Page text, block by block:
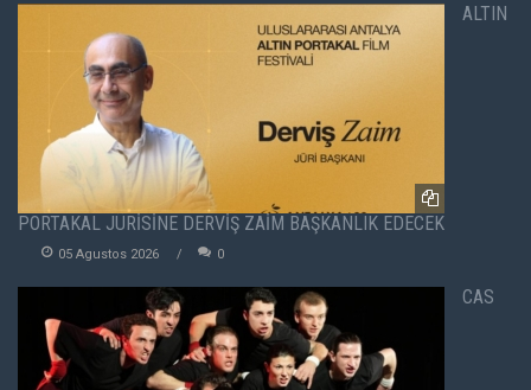
ALTIN
PORTAKAL JÜRİSİNE DERVİŞ ZAİM BAŞKANLIK EDECEK
05 Agustos 2026 0
CAS